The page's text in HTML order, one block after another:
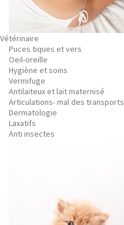
Vétérinaire
Puces tiques et vers
Oeil-oreille
Hygiène et soins
Vermifuge
Antilaiteux et lait maternisé
Articulations- mal des transports
Dermatologie
Laxatifs
Anti insectes